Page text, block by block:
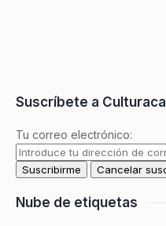
Suscríbete a Culturaca
Tu correo electrónico:
Nube de etiquetas